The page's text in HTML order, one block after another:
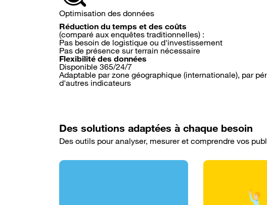
Optimisation des données
Réduction du temps et des coûts
(comparé aux enquêtes traditionnelles) :
Pas besoin de logistique ou d'investissement
Pas de présence sur terrain nécessaire
Flexibilité des données
Disponible 365/24/7
Adaptable par zone géographique (internationale), par
d'autres indicateurs
Des solutions adaptées à chaque besoin
Des outils pour analyser, mesurer et comprendre vos